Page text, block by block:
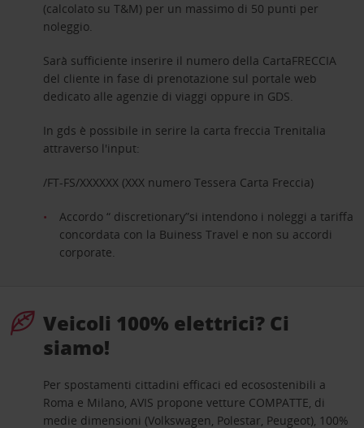
(calcolato su T&M) per un massimo di 50 punti per
noleggio.
Sarà sufficiente inserire il numero della CartaFRECCIA
del cliente in fase di prenotazione sul portale web
dedicato alle agenzie di viaggi oppure in GDS.
In gds è possibile in serire la carta freccia Trenitalia
attraverso l'input:
/FT-FS/XXXXXX (XXX numero Tessera Carta Freccia)
Accordo “ discretionary”si intendono i noleggi a tariffa
concordata con la Buiness Travel e non su accordi
corporate.
Veicoli 100% elettrici? Ci
siamo!
Per spostamenti cittadini efficaci ed ecosostenibili a
Roma e Milano, AVIS propone vetture COMPATTE, di
medie dimensioni (Volkswagen, Polestar, Peugeot), 100%